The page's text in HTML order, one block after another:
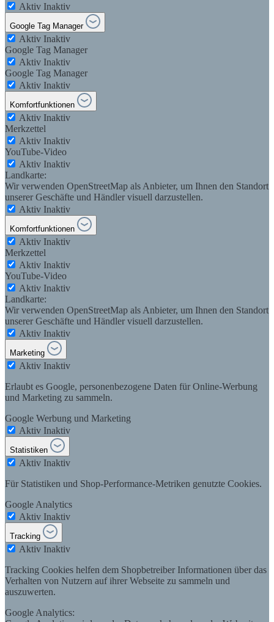
Aktiv Inaktiv
Google Tag Manager
Aktiv Inaktiv
Google Tag Manager
Aktiv Inaktiv
Google Tag Manager
Aktiv Inaktiv
Komfortfunktionen
Aktiv Inaktiv
Merkzettel
Aktiv Inaktiv
YouTube-Video
Aktiv Inaktiv
Landkarte:
Wir verwenden OpenStreetMap als Anbieter, um Ihnen den Standort
unserer Geschäfte und Händler visuell darzustellen.
Aktiv Inaktiv
Komfortfunktionen
Aktiv Inaktiv
Merkzettel
Aktiv Inaktiv
YouTube-Video
Aktiv Inaktiv
Landkarte:
Wir verwenden OpenStreetMap als Anbieter, um Ihnen den Standort
unserer Geschäfte und Händler visuell darzustellen.
Aktiv Inaktiv
Marketing
Aktiv Inaktiv
Erlaubt es Google, personenbezogene Daten für Online-Werbung
und Marketing zu sammeln.
Google Werbung und Marketing
Aktiv Inaktiv
Statistiken
Aktiv Inaktiv
Für Statistiken und Shop-Performance-Metriken genutzte Cookies.
Google Analytics
Aktiv Inaktiv
Tracking
Aktiv Inaktiv
Tracking Cookies helfen dem Shopbetreiber Informationen über das
Verhalten von Nutzern auf ihrer Webseite zu sammeln und
auszuwerten.
Google Analytics: